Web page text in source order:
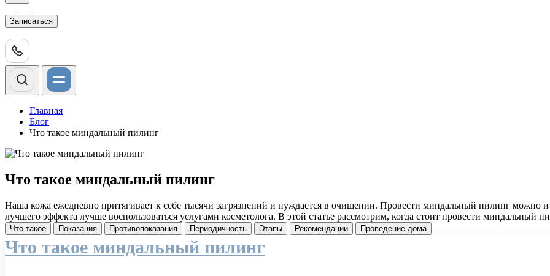
Записаться
Главная
Блог
Что такое миндальный пилинг
Что такое миндальный пилинг
Наша кожа ежедневно притягивает к себе тысячи загрязнений и нуждается в очищении. Провести миндальный пилинг можно
лучшего эффекта лучше воспользоваться услугами косметолога. В этой статье рассмотрим, когда стоит провести миндальный
Что такое Показания Противопоказания Периодичность Этапы Рекомендации Проведение дома
Что такое миндальный пилинг